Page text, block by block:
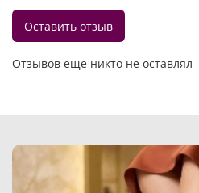
Отзывов еще никто не оставлял
Оставить отзыв